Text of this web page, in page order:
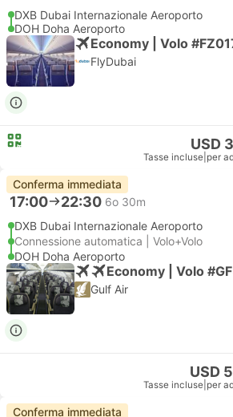
DXB Dubai Internazionale Aeroporto
DOH Doha Aeroporto
Economy | Volo
FlyDubai
USD
Tasse incluse per
Conferma immediata
17:00 22:30 6o 30m
DXB Dubai Internazionale Aeroporto
Connessione automatica | Volo+Volo
DOH Doha Aeroporto
Economy | Volo
Gulf Air
USD
Tasse incluse per
Conferma immediata